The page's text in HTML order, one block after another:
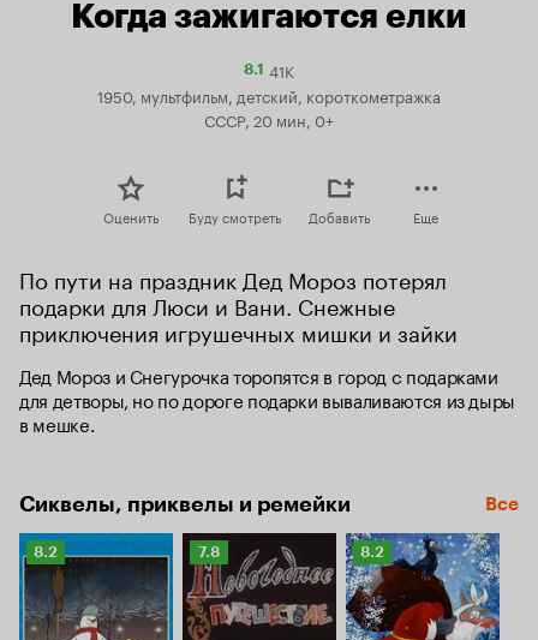
Когда зажигаются елки
8.1Рейтинг
Кинопоиска
41K
1950, мультфильм, детский, короткометражка
СССР, 20 мин, 0+
Оценить Буду смотреть Добавить Еще
По пути на праздник Дед Мороз потерял
подарки для Люси и Вани. Снежные
приключения игрушечных мишки и зайки
Дед Мороз и Снегурочка торопятся в город с подарками
для детворы, но по дороге подарки вываливаются из дыры
в мешке.
Сиквелы, приквелы и ремейки Все
Рейтинг
Кинопоиска
8.2
8.2
Рейтинг
Кинопоиска
7.8
7.8
Рейтинг
Кинопоиска
8.2
8.2